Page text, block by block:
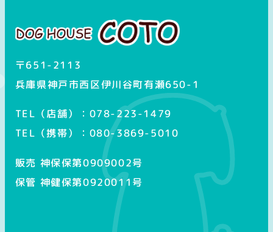
ム
〒651-2113
兵庫県神戸市西区伊川谷町有瀬650-1
TEL（店舗）：078-223-1479
TEL（携帯）：080-3869-5010
販売 神保保第0909002号
保管 神健保第0920011号